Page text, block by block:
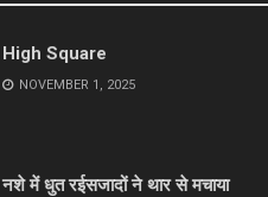
High Square
NOVEMBER 1, 2025
नशे में धुत रईसजादों ने थार से मचाया